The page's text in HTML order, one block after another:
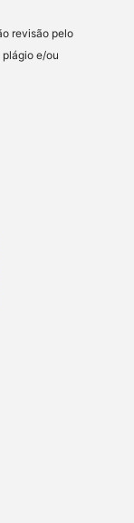
revisão pelo
e/ou